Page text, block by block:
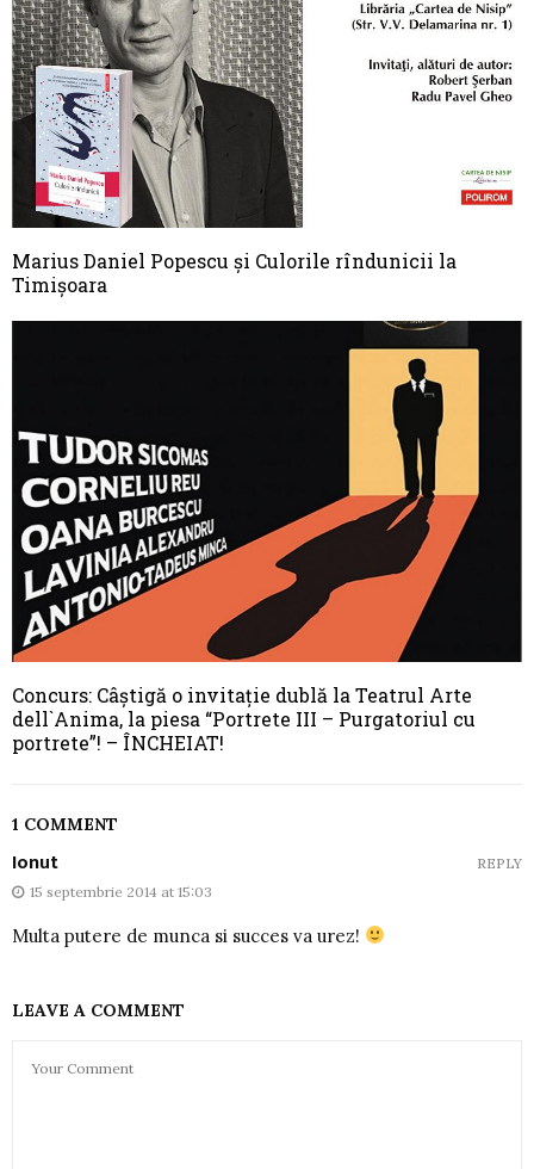
Marius Daniel Popescu și Culorile rîndunicii la
Timișoara
Concurs: Câștigă o invitație dublă la Teatrul Arte
dell`Anima, la piesa “Portrete III – Purgatoriul cu
portrete”! – ÎNCHEIAT!
1 COMMENT
Ionut
15 septembrie 2014 at 15:03
Multa putere de munca si succes va urez!
REPLY
LEAVE A COMMENT